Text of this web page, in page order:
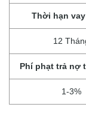
Thời hạn
12
Phí phạt trả nợ
1-3%